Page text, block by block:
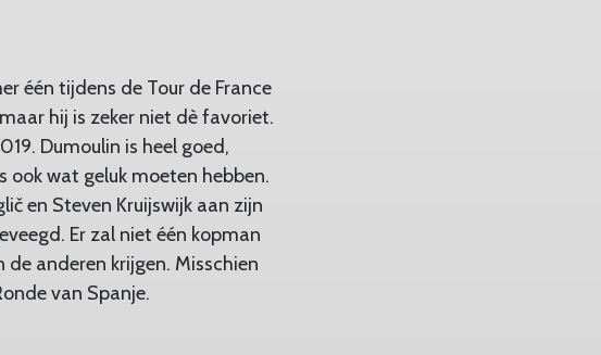
één tijdens de Tour de France
hij is zeker niet dè favoriet.
Dumoulin is heel goed,
ook wat geluk moeten hebben.
en Steven Kruijswijk aan zijn
Er zal niet één kopman
anderen krijgen. Misschien
van Spanje.